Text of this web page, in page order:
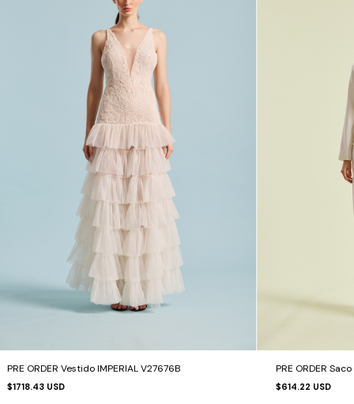
PRE ORDER Vestido IMPERIAL V27676B
$1718.43 USD
PRE ORDER
$614.22 USD